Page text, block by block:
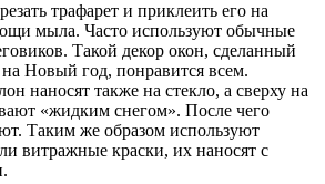
трафарет и приклеить его на
мыла. Часто используют обычные
Такой декор окон, сделанный
Новый год, понравится всем.
наносят также на стекло, а сверху на
«жидким снегом». После чего
Таким же образом используют
витражные краски, их наносят с